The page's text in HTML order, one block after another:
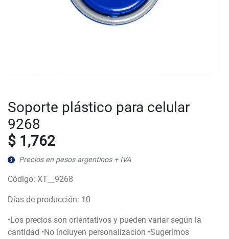
Soporte plástico para celular
9268
$ 1,762
Precios en pesos argentinos + IVA
Código: XT__9268
Días de producción: 10
•Los precios son orientativos y pueden variar según la
cantidad •No incluyen personalización •Sugerimos